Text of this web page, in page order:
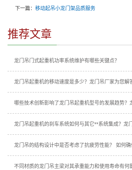
下一篇： 移动起吊小龙门架品质服务
推荐文章
龙门吊门式起重机功率系统维护有哪些关键点？
龙门吊起重机的移动速度是多少？龙门吊厂家为您解
哪些技术创新影响了龙门吊起重机型号的发展趋势？
龙门吊起重机的刹车系统如何与其它**系统集成？龙
龙门吊的结构设计中是否考虑了抗疲劳性能？ 如何确
不同材质的龙门吊主梁对其承重能力和使用寿命有何